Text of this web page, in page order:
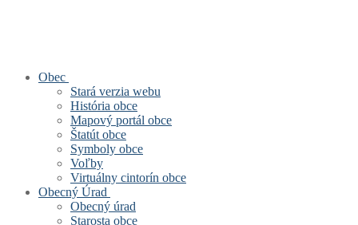
Obec
Stará verzia webu
História obce
Mapový portál obce
Štatút obce
Symboly obce
Voľby
Virtuálny cintorín obce
Obecný Úrad
Obecný úrad
Starosta obce